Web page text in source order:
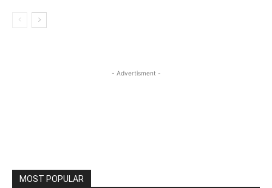
- Advertisment -
MOST POPULAR